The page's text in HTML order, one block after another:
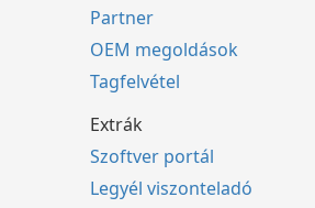
Partner
OEM megoldások
Tagfelvétel
Extrák
Szoftver portál
Legyél viszonteladó